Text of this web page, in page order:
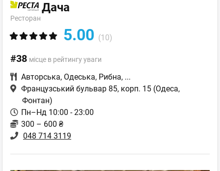
Дача
Ресторан
5.00 (10)
#38 місце в рейтингу уваги
Авторська, Одеська, Рибна, ...
Французський бульвар 85, корп. 15 (Одеса,
Фонтан)
Пн–Нд 10:00 - 23:00
300 – 600 ₴
048 714 3119